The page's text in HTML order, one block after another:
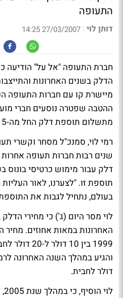
התעופה
דותן לוי |
27/03/2007 14:25
חברת התעופה "אל על" הודיעה
הדלק בשנים האחרונות
מיישרת קו עם חברות התעופה
ההטבה שפטרה נוסעים חברי
מתשלום תוספת דלק החל מה-5 ביוני.
רמי לוי, סמנכ"ל מסחר וקשרי
שנים רבות חברות תעופה
דלק עבור מימוש כרטיסי בונוס
תוספת זו. "לצערנו, לאור
בעולם, נתחיל לגבות את
האחרונות במאות אחוזים.
1999 בין 10
דולר לחבית.